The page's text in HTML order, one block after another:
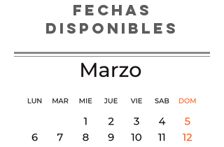
FECHAS
DISPONIBLES